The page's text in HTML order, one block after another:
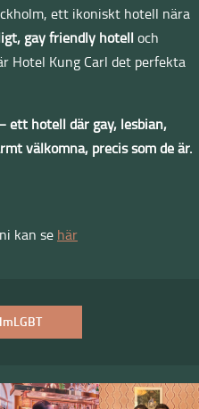
ett ikoniskt hotell nära
gay friendly hotell och
Hotel Kung Carl det perfekta
ett hotell där gay, lesbian,
välkomna, precis som de är.
kan se här